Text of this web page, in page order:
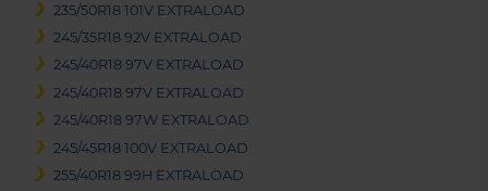
235/50R18 101V EXTRALOAD
245/35R18 92V EXTRALOAD
245/40R18 97V EXTRALOAD
245/40R18 97V EXTRALOAD
245/40R18 97W EXTRALOAD
245/45R18 100V EXTRALOAD
255/40R18 99H EXTRALOAD